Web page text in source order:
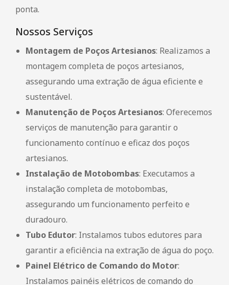
ponta.
Nossos Serviços
Montagem de Poços Artesianos: Realizamos a
montagem completa de poços artesianos,
assegurando uma extração de água eficiente e
sustentável.
Manutenção de Poços Artesianos: Oferecemos
serviços de manutenção para garantir o
funcionamento contínuo e eficaz dos poços
artesianos.
Instalação de Motobombas: Executamos a
instalação completa de motobombas,
assegurando um funcionamento perfeito e
duradouro.
Tubo Edutor: Instalamos tubos edutores para
garantir a eficiência na extração de água do poço.
Painel Elétrico de Comando do Motor:
Instalamos painéis elétricos de comando do